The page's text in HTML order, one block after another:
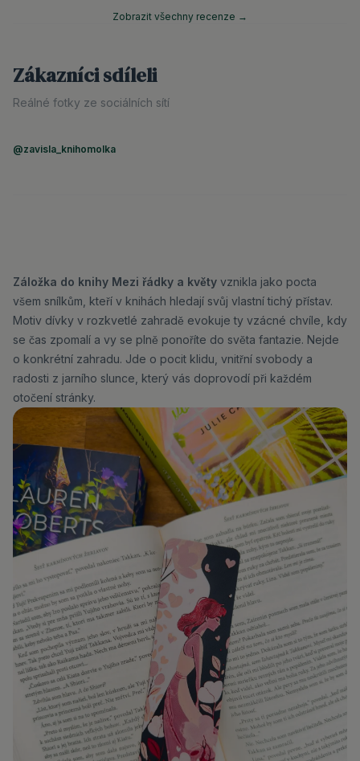
Zobrazit všechny recenze →
Zákazníci sdíleli
Reálné fotky ze sociálních sítí
@zavisla_knihomolka
Záložka do knihy Mezi řádky a květy vznikla jako pocta
všem snílkům, kteří v knihách hledají svůj vlastní tichý přístav.
Motiv dívky v rozkvetlé zahradě evokuje ty vzácné chvíle, kdy
se čas zpomalí a vy se plně ponoříte do světa fantazie. Nejde
o konkrétní zahradu. Jde o pocit klidu, vnitřní svobody a
radosti z jarního slunce, který vás doprovodí při každém
otočení stránky.